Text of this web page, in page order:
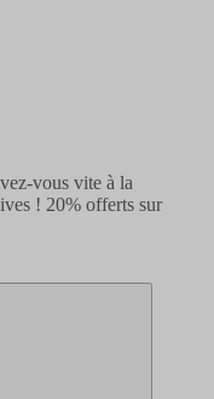
vous vite à la
! 20% offerts sur